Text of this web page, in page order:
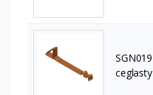
SGN019
ceglasty